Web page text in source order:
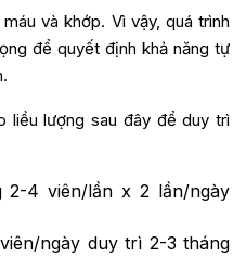
và khớp. Vì vậy, quá trình
để quyết định khả năng tự
liều lượng sau đây để duy trì
2-4 viên/lần x 2 lần/ngày
ngày duy trì 2-3 tháng